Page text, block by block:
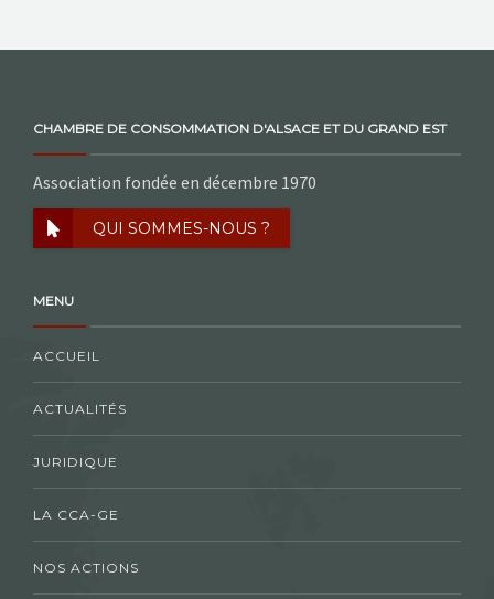
CHAMBRE DE CONSOMMATION D'ALSACE ET DU GRAND EST
Association fondée en décembre 1970
QUI SOMMES-NOUS ?
MENU
ACCUEIL
ACTUALITÉS
JURIDIQUE
LA CCA-GE
NOS ACTIONS